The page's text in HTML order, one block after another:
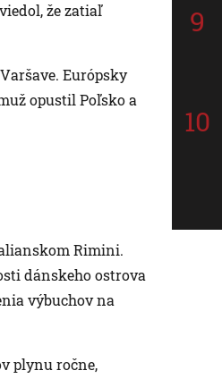
že zatiaľ
Európsky
opustil Poľsko a
Rimini.
dánskeho ostrova
výbuchov na
plynu ročne,